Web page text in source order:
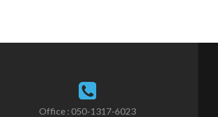
Office : 050-1317-6023